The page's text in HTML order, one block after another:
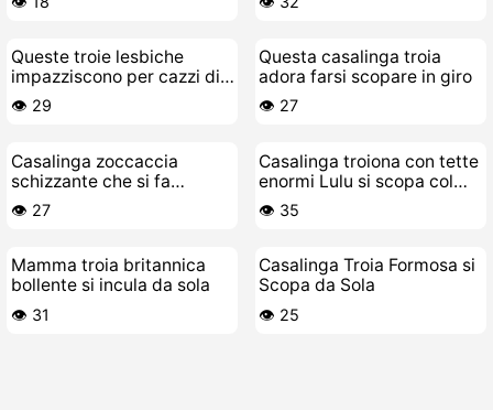
Queste troie lesbiche
impazziscono per cazzi di
gomma grossi
👁️ 29
Questa casalinga troia
adora farsi scopare in giro
👁️ 27
Casalinga zoccaccia
schizzante che si fa
scopare e inculare a
pompa
👁️ 27
Casalinga troiona con tette
enormi Lulu si scopa col
vibratore
👁️ 35
Mamma troia britannica
bollente si incula da sola
👁️ 31
Casalinga Troia Formosa si
Scopa da Sola
👁️ 25